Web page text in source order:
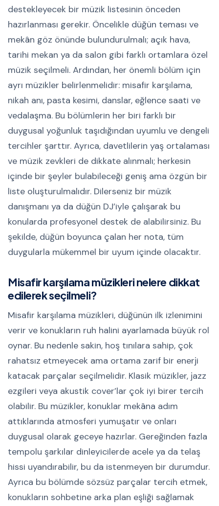
destekleyecek bir müzik listesinin önceden
hazırlanması gerekir. Öncelikle düğün teması ve
mekân göz önünde bulundurulmalı; açık hava,
tarihi mekan ya da salon gibi farklı ortamlara özel
müzik seçilmeli. Ardından, her önemli bölüm için
ayrı müzikler belirlenmelidir: misafir karşılama,
nikah anı, pasta kesimi, danslar, eğlence saati ve
vedalaşma. Bu bölümlerin her biri farklı bir
duygusal yoğunluk taşıdığından uyumlu ve dengeli
tercihler şarttır. Ayrıca, davetlilerin yaş ortalaması
ve müzik zevkleri de dikkate alınmalı; herkesin
içinde bir şeyler bulabileceği geniş ama özgün bir
liste oluşturulmalıdır. Dilerseniz bir müzik
danışmanı ya da düğün DJ’iyle çalışarak bu
konularda profesyonel destek de alabilirsiniz. Bu
şekilde, düğün boyunca çalan her nota, tüm
duygularla mükemmel bir uyum içinde olacaktır.
Misafir karşılama müzikleri nelere dikkat
edilerek seçilmeli?
Misafir karşılama müzikleri, düğünün ilk izlenimini
verir ve konukların ruh halini ayarlamada büyük rol
oynar. Bu nedenle sakin, hoş tınılara sahip, çok
rahatsız etmeyecek ama ortama zarif bir enerji
katacak parçalar seçilmelidir. Klasik müzikler, jazz
ezgileri veya akustik cover’lar çok iyi birer tercih
olabilir. Bu müzikler, konuklar mekâna adım
attıklarında atmosferi yumuşatır ve onları
duygusal olarak geceye hazırlar. Gereğinden fazla
tempolu şarkılar dinleyicilerde acele ya da telaş
hissi uyandırabilir, bu da istenmeyen bir durumdur.
Ayrıca bu bölümde sözsüz parçalar tercih etmek,
konukların sohbetine arka plan eşliği sağlamak